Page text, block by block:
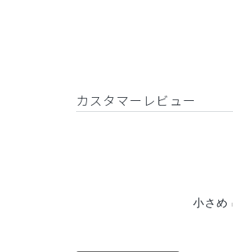
カスタマーレビュー
小さめ